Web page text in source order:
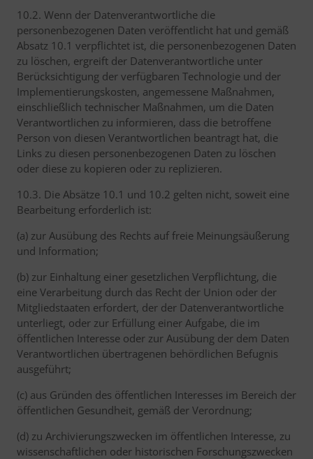
10.2. Wenn der Datenverantwortliche die
personenbezogenen Daten veröffentlicht hat und gemäß
Absatz 10.1 verpflichtet ist, die personenbezogenen Daten
zu löschen, ergreift der Datenverantwortliche unter
Berücksichtigung der verfügbaren Technologie und der
Implementierungskosten, angemessene Maßnahmen,
einschließlich technischer Maßnahmen, um die Daten
Verantwortlichen zu informieren, dass die betroffene
Person von diesen Verantwortlichen beantragt hat, die
Links zu diesen personenbezogenen Daten zu löschen
oder diese zu kopieren oder zu replizieren.
10.3. Die Absätze 10.1 und 10.2 gelten nicht, soweit eine
Bearbeitung erforderlich ist:
(a) zur Ausübung des Rechts auf freie Meinungsäußerung
und Information;
(b) zur Einhaltung einer gesetzlichen Verpflichtung, die
eine Verarbeitung durch das Recht der Union oder der
Mitgliedstaaten erfordert, der der Datenverantwortliche
unterliegt, oder zur Erfüllung einer Aufgabe, die im
öffentlichen Interesse oder zur Ausübung der dem Daten
Verantwortlichen übertragenen behördlichen Befugnis
ausgeführt;
(c) aus Gründen des öffentlichen Interesses im Bereich der
öffentlichen Gesundheit, gemäß der Verordnung;
(d) zu Archivierungszwecken im öffentlichen Interesse, zu
wissenschaftlichen oder historischen Forschungszwecken